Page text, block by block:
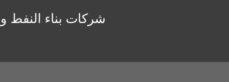
شركات بناء النفط